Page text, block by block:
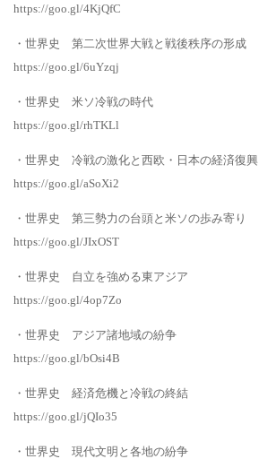
https://goo.gl/4KjQfC
・世界史 第二次世界大戦と戦後秩序の形成
https://goo.gl/6uYzqj
・世界史 米ソ冷戦の時代
https://goo.gl/rhTKLl
・世界史 冷戦の激化と西欧・日本の経済復興
https://goo.gl/aSoXi2
・世界史 第三勢力の台頭と米ソの歩み寄り
https://goo.gl/JIxOST
・世界史 自立を強める東アジア
https://goo.gl/4op7Zo
・世界史 アジア諸地域の紛争
https://goo.gl/bOsi4B
・世界史 経済危機と冷戦の終結
https://goo.gl/jQIo35
・世界史 現代文明と各地の紛争